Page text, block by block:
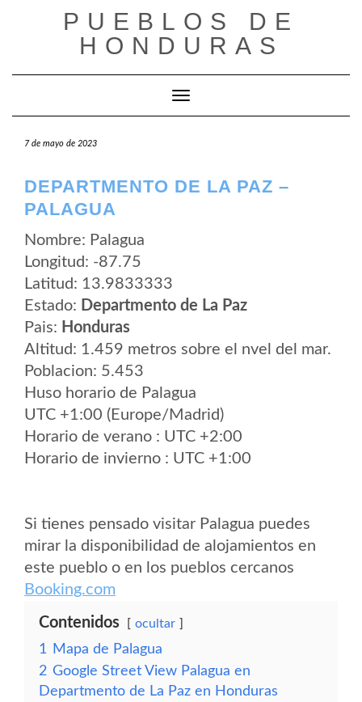
PUEBLOS DE
HONDURAS
Cambiar modo de navegación
7 de mayo de 2023
DEPARTMENTO DE LA PAZ –
PALAGUA
Nombre: Palagua
Longitud: -87.75
Latitud: 13.9833333
Estado: Departmento de La Paz
Pais: Honduras
Altitud: 1.459 metros sobre el nvel del mar.
Poblacion: 5.453
Huso horario de Palagua
UTC +1:00 (Europe/Madrid)
Horario de verano : UTC +2:00
Horario de invierno : UTC +1:00
Si tienes pensado visitar Palagua puedes
mirar la disponibilidad de alojamientos en
este pueblo o en los pueblos cercanos
Booking.com
Contenidos ocultar
1
Mapa de Palagua
2 Google Street View Palagua en
Departmento de La Paz en Honduras